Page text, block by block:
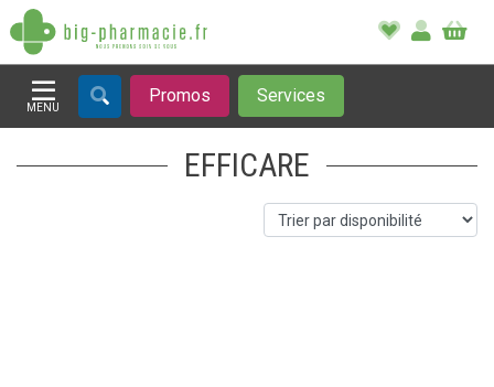
MENU
Afficher la navigation
Promos Services
EFFICARE